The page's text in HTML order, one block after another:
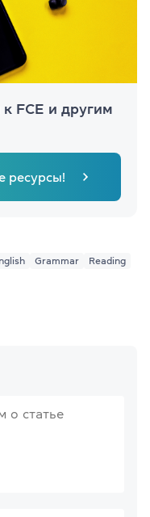
FCE и другим
ресурсы!
Grammar Reading